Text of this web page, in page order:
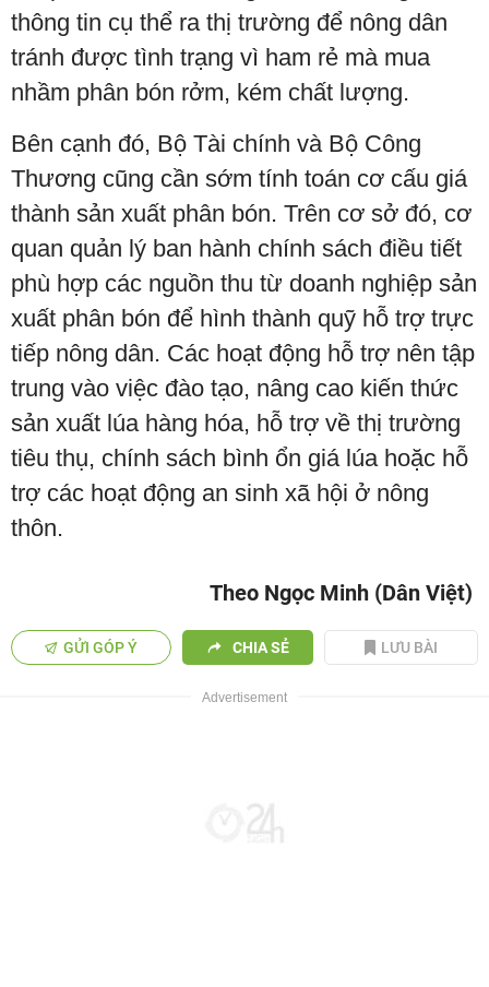
thông tin cụ thể ra thị trường để nông dân
tránh được tình trạng vì ham rẻ mà mua
nhầm phân bón rởm, kém chất lượng.
Bên cạnh đó, Bộ Tài chính và Bộ Công
Thương cũng cần sớm tính toán cơ cấu giá
thành sản xuất phân bón. Trên cơ sở đó, cơ
quan quản lý ban hành chính sách điều tiết
phù hợp các nguồn thu từ doanh nghiệp sản
xuất phân bón để hình thành quỹ hỗ trợ trực
tiếp nông dân. Các hoạt động hỗ trợ nên tập
trung vào việc đào tạo, nâng cao kiến thức
sản xuất lúa hàng hóa, hỗ trợ về thị trường
tiêu thụ, chính sách bình ổn giá lúa hoặc hỗ
trợ các hoạt động an sinh xã hội ở nông
thôn.
Theo Ngọc Minh (Dân Việt)
GỬI GÓP Ý CHIA SẺ LƯU BÀI